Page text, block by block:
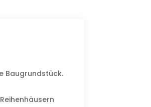
Baugrundstück.